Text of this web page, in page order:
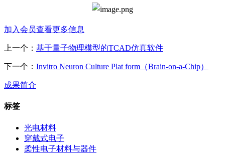
加入会员查看更多信息
上一个： 基于量子物理模型的TCAD仿真软件
下一个： Invitro Neuron Culture Plat form（Brain-on-a-Chip）
成果简介
标签
光电材料
穿戴式电子
柔性电子材料与器件